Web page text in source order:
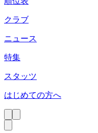
クラブ
ニュース
特集
スタッツ
はじめての方へ